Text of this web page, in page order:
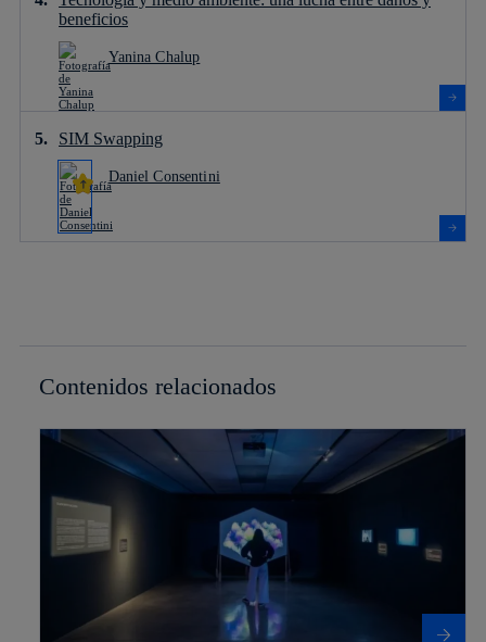
beneficios
Yanina Chalup
SIM Swapping
Daniel Consentini
Contenidos relacionados